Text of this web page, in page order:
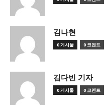
김나현
0 게시물 0 코멘트
김다빈 기자
0 게시물 0 코멘트